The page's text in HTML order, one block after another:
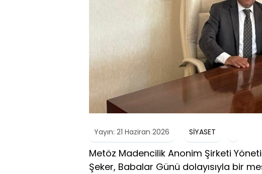
Yayın: 21 Haziran 2026 SİYASET
Metöz Madencilik Anonim Şirketi
Şeker, Babalar Günü dolayısıyla bir